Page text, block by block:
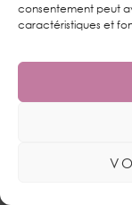
consentement peut
caractéristiques et
Alors, je t’asure
passage
rien, sauf que
d’une néophyte,
(sauf que j’ai tout
retard, j'essaie de